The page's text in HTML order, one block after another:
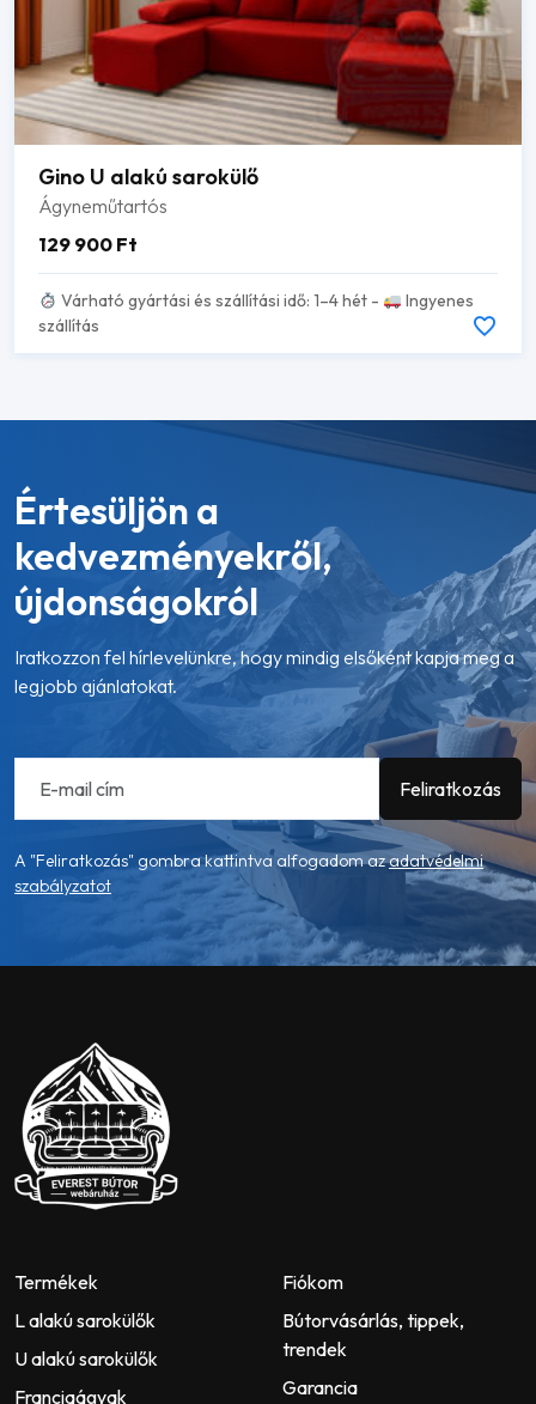
Gino U alakú sarokülő
Ágyneműtartós
129 900 Ft
Várható gyártási és szállítási idő: 1–4 hét -
Ingyenes
szállítás
Értesüljön a
kedvezményekről,
újdonságokról
Iratkozzon fel hírlevelünkre, hogy mindig elsőként kapja meg a
legjobb ajánlatokat.
A "Feliratkozás" gombra kattintva alfogadom azadatvédelmi
szabályzatot
Termékek
L alakú sarokülők
U alakú sarokülők
Franciaágyak
Fiókom
Bútorvásárlás, tippek,
trendek
Garancia